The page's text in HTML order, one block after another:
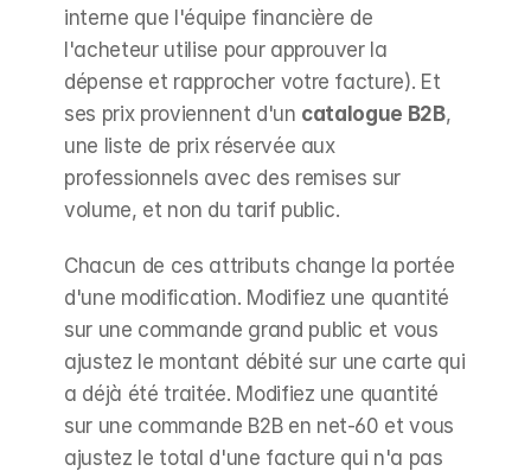
interne que l'équipe financière de
l'acheteur utilise pour approuver la
dépense et rapprocher votre facture). Et
ses prix proviennent d'un catalogue B2B,
une liste de prix réservée aux
professionnels avec des remises sur
volume, et non du tarif public.
Chacun de ces attributs change la portée
d'une modification. Modifiez une quantité
sur une commande grand public et vous
ajustez le montant débité sur une carte qui
a déjà été traitée. Modifiez une quantité
sur une commande B2B en net-60 et vous
ajustez le total d'une facture qui n'a pas